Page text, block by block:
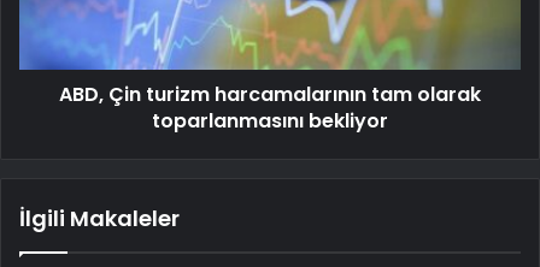
ABD, Çin turizm harcamalarının tam olarak
toparlanmasını bekliyor
İlgili Makaleler